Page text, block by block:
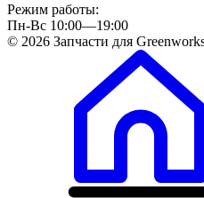
Режим работы:
Пн-Вс 10:00—19:00
© 2026 Запчасти для